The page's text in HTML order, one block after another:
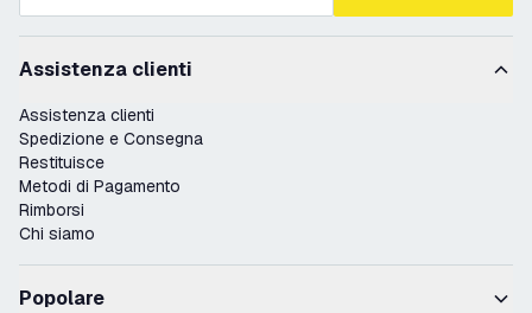
Assistenza clienti
Assistenza clienti
Spedizione e Consegna
Restituisce
Metodi di Pagamento
Rimborsi
Chi siamo
Popolare